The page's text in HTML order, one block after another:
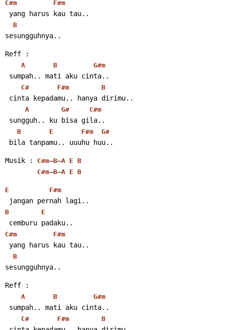
C#m F#m
yang harus kau tau..
B
sesungguhnya..
Reff :
A B G#m
sumpah.. mati aku cinta..
C# F#m B
cinta kepadamu.. hanya dirimu..
A G# C#m
sungguh.. ku bisa gila..
B E F#m G#
bila tanpamu.. uuuhu huu..
Musik : C#m–B–A E B
C#m–B–A E B
E F#m
jangan pernah lagi..
B E
cemburu padaku..
C#m F#m
yang harus kau tau..
B
sesungguhnya..
Reff :
A B G#m
sumpah.. mati aku cinta..
C# F#m B